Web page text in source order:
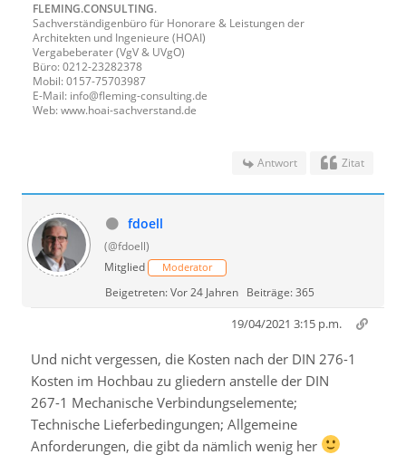
FLEMING.CONSULTING.
Sachverständigenbüro für Honorare & Leistungen der
Architekten und Ingenieure (HOAI)
Vergabeberater (VgV & UVgO)
Büro: 0212-23282378
Mobil: 0157-75703987
E-Mail: info@fleming-consulting.de
Web: www.hoai-sachverstand.de
Antwort Zitat
fdoell
(@fdoell)
Mitglied
Moderator
Beigetreten: Vor 24 Jahren Beiträge: 365
19/04/2021 3:15 p.m.
Und nicht vergessen, die Kosten nach der DIN 276-1
Kosten im Hochbau zu gliedern anstelle der DIN
267-1 Mechanische Verbindungselemente;
Technische Lieferbedingungen; Allgemeine
Anforderungen, die gibt da nämlich wenig her